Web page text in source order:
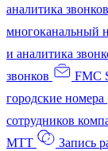
аналитика звонков
многоканальный
и аналитика
звонков
FMC
городские номера
сотрудников
МТТ
Запись